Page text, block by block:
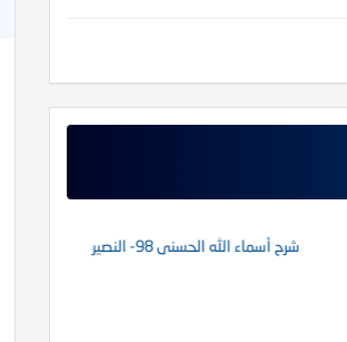
شرح أسماء الله الحسنى 98- النصير
كتاب خواطر إيمانية حول عظمة الله رب العالمين